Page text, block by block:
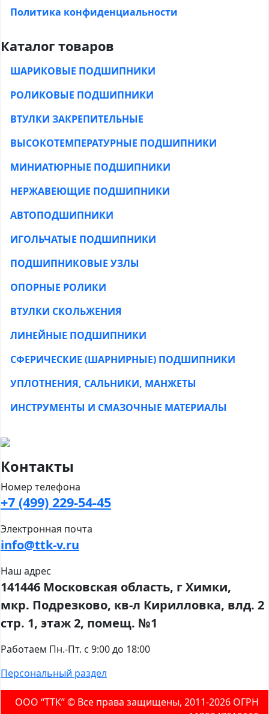
Политика конфиденциальности
Каталог товаров
ШАРИКОВЫЕ ПОДШИПНИКИ
РОЛИКОВЫЕ ПОДШИПНИКИ
ВТУЛКИ ЗАКРЕПИТЕЛЬНЫЕ
ВЫСОКОТЕМПЕРАТУРНЫЕ ПОДШИПНИКИ
МИНИАТЮРНЫЕ ПОДШИПНИКИ
НЕРЖАВЕЮЩИЕ ПОДШИПНИКИ
АВТОПОДШИПНИКИ
ИГОЛЬЧАТЫЕ ПОДШИПНИКИ
ПОДШИПНИКОВЫЕ УЗЛЫ
ОПОРНЫЕ РОЛИКИ
ВТУЛКИ СКОЛЬЖЕНИЯ
ЛИНЕЙНЫЕ ПОДШИПНИКИ
СФЕРИЧЕСКИЕ (ШАРНИРНЫЕ) ПОДШИПНИКИ
УПЛОТНЕНИЯ, САЛЬНИКИ, МАНЖЕТЫ
ИНСТРУМЕНТЫ И СМАЗОЧНЫЕ МАТЕРИАЛЫ
Контакты
Номер телефона
+7 (499) 229-54-45
Электронная почта
info@ttk-v.ru
Наш адрес
141446 Московская область, г Химки,
мкр. Подрезково, кв-л Кирилловка, влд. 2
стр. 1, этаж 2, помещ. №1
Работаем Пн.-Пт. с 9:00 до 18:00
Персональный раздел
ООО “ТТК” ©️ Все права защищены, 2011-2026 ОГРН